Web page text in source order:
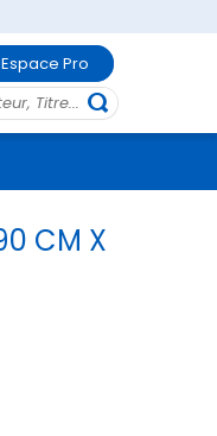
Pro
CM X